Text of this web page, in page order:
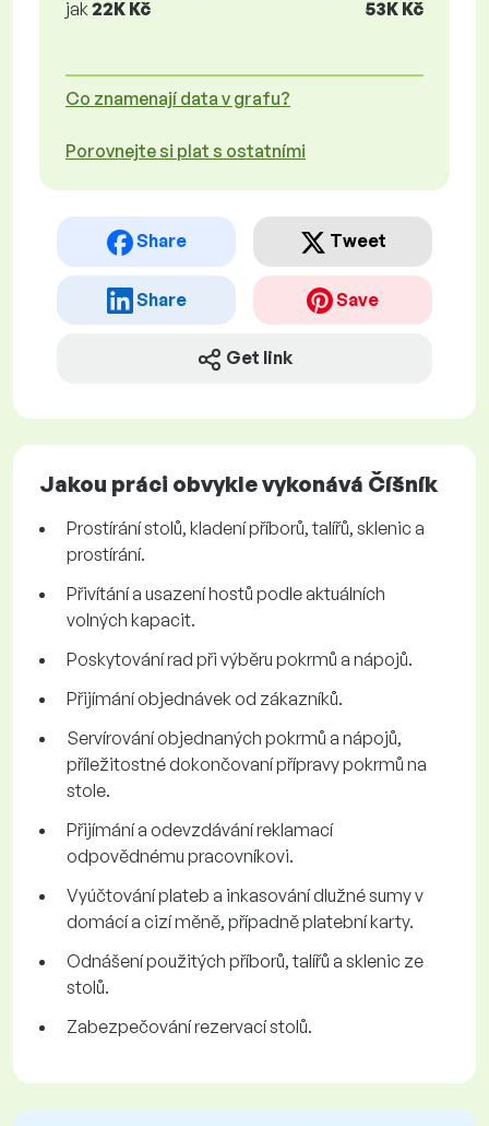
jak22K Kč
53K Kč
Co znamenají data v grafu?
Porovnejte si plat s ostatními
Share Tweet
Share Save
Get link
Jakou práci obvykle vykonává Číšník
Prostírání stolů, kladení příborů, talířů, sklenic a
prostírání.
Přivítání a usazení hostů podle aktuálních
volných kapacit.
Poskytování rad při výběru pokrmů a nápojů.
Přijímání objednávek od zákazníků.
Servírování objednaných pokrmů a nápojů,
příležitostné dokončovaní přípravy pokrmů na
stole.
Přijímání a odevzdávání reklamací
odpovědnému pracovníkovi.
Vyúčtování plateb a inkasování dlužné sumy v
domácí a cizí měně, případně platební karty.
Odnášení použitých příborů, talířů a sklenic ze
stolů.
Zabezpečování rezervací stolů.